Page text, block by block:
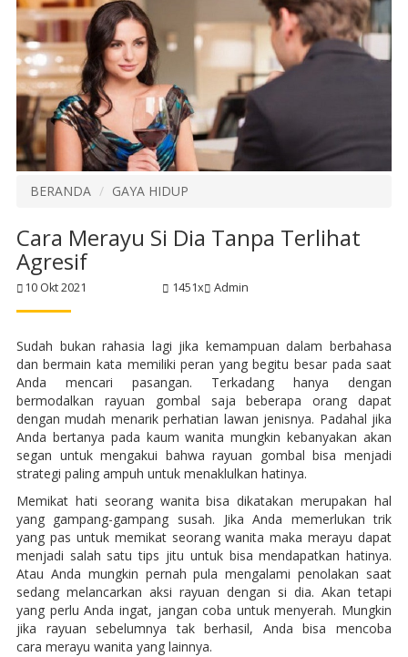
BERANDA GAYA HIDUP
Cara Merayu Si Dia Tanpa Terlihat
Agresif
10 Okt 2021 1451x Admin
Sudah bukan rahasia lagi jika kemampuan dalam berbahasa
dan bermain kata memiliki peran yang begitu besar pada saat
Anda mencari pasangan. Terkadang hanya dengan
bermodalkan rayuan gombal saja beberapa orang dapat
dengan mudah menarik perhatian lawan jenisnya. Padahal jika
Anda bertanya pada kaum wanita mungkin kebanyakan akan
segan untuk mengakui bahwa rayuan gombal bisa menjadi
strategi paling ampuh untuk menaklulkan hatinya.
Memikat hati seorang wanita bisa dikatakan merupakan hal
yang gampang-gampang susah. Jika Anda memerlukan trik
yang pas untuk memikat seorang wanita maka merayu dapat
menjadi salah satu tips jitu untuk bisa mendapatkan hatinya.
Atau Anda mungkin pernah pula mengalami penolakan saat
sedang melancarkan aksi rayuan dengan si dia. Akan tetapi
yang perlu Anda ingat, jangan coba untuk menyerah. Mungkin
jika rayuan sebelumnya tak berhasil, Anda bisa mencoba
cara merayu wanita yang lainnya.